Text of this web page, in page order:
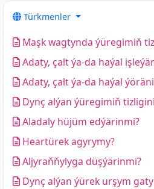
Türkmenler
Maşk wagtynda ýüregimiň
Adaty, çalt ýa-da haýal
Adaty, çalt ýa-da haýal
Dynç alýan ýüregimiň
Aladaly hüjüm edýärinmi?
Heartürek agyrymy?
Aljyraňňylyga düşýärinmi?
Dynç alýan ýürek urşym